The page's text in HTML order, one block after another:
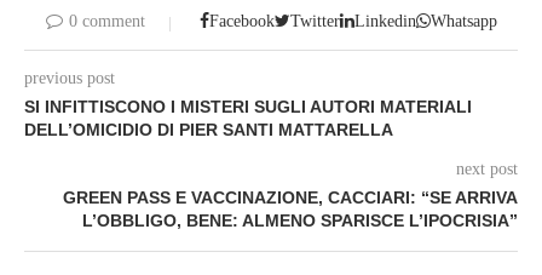
0 comment Facebook Twitter Linkedin Whatsapp
previous post
SI INFITTISCONO I MISTERI SUGLI AUTORI MATERIALI
DELL’OMICIDIO DI PIER SANTI MATTARELLA
next post
GREEN PASS E VACCINAZIONE, CACCIARI: “SE ARRIVA
L’OBBLIGO, BENE: ALMENO SPARISCE L’IPOCRISIA”